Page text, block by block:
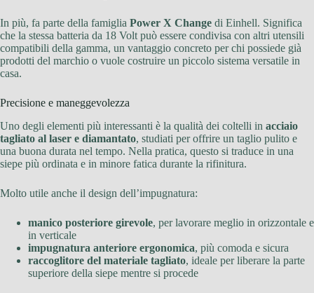
In più, fa parte della famiglia Power X Change di Einhell. Significa
che la stessa batteria da 18 Volt può essere condivisa con altri utensili
compatibili della gamma, un vantaggio concreto per chi possiede già
prodotti del marchio o vuole costruire un piccolo sistema versatile in
casa.
Precisione e maneggevolezza
Uno degli elementi più interessanti è la qualità dei coltelli in acciaio
tagliato al laser e diamantato, studiati per offrire un taglio pulito e
una buona durata nel tempo. Nella pratica, questo si traduce in una
siepe più ordinata e in minore fatica durante la rifinitura.
Molto utile anche il design dell’impugnatura:
manico posteriore girevole, per lavorare meglio in orizzontale e
in verticale
impugnatura anteriore ergonomica, più comoda e sicura
raccoglitore del materiale tagliato, ideale per liberare la parte
superiore della siepe mentre si procede